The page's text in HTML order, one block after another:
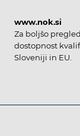
www.nok.si
Za boljšo
dostopnost
Sloveniji in EU.